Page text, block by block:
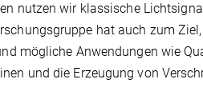
nutzen wir klassische
hat auch zum
mögliche Anwendungen wie
und die Erzeugung von